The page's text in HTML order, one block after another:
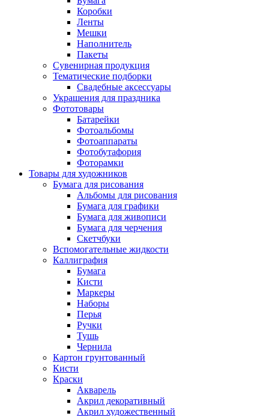
Коробки
Ленты
Мешки
Наполнитель
Пакеты
Сувенирная продукция
Тематические подборки
Свадебные аксессуары
Украшения для праздника
Фототовары
Батарейки
Фотоальбомы
Фотоаппараты
Фотобутафория
Фоторамки
Товары для художников
Бумага для рисования
Альбомы для рисования
Бумага для графики
Бумага для живописи
Бумага для черчения
Скетчбуки
Вспомогательные жидкости
Каллиграфия
Бумага
Кисти
Маркеры
Наборы
Перья
Ручки
Тушь
Чернила
Картон грунтованный
Кисти
Краски
Акварель
Акрил декоративный
Акрил художественный